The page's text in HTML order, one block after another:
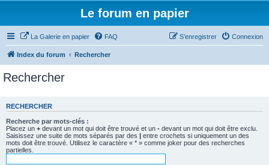
Le forum en papier
La Galerie en papier FAQ Connexion
S’enregistrer
Index du forum Rechercher
Rechercher
RECHERCHER
Recherche par mots-clés :
Placez un + devant un mot qui doit être trouvé et un - devant un mot qui doit être exclu.
Saisissez une suite de mots séparés par des | entre crochets si uniquement un des
mots doit être trouvé. Utilisez le caractère « * » comme joker pour des recherches
partielles.